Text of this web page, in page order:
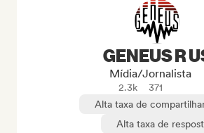
GENEUS R
Mídia/Jornalista
2.3k
371
Alta taxa de
Alta taxa de